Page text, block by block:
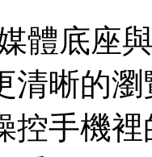
體底座
清晰的
控手機